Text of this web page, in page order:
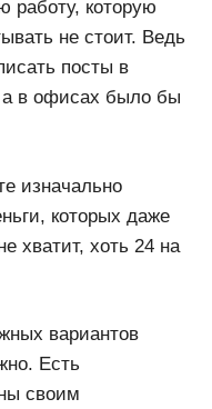
работу, которую
не стоит. Ведь
посты в
а в офисах было бы
изначально
которых даже
хватит, хоть 24 на
вариантов
Есть
своим